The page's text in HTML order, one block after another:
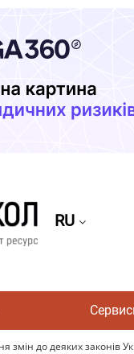
RU
змін до деяких законів